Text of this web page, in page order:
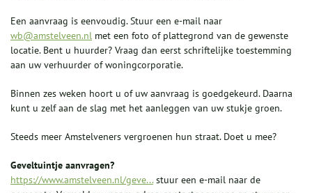
Een aanvraag is eenvoudig. Stuur een e-mail naar
wb@amstelveen.nl met een foto of plattegrond van de gewenste
locatie. Bent u huurder? Vraag dan eerst schriftelijke toestemming
aan uw verhuurder of woningcorporatie.
Binnen zes weken hoort u of uw aanvraag is goedgekeurd. Daarna
kunt u zelf aan de slag met het aanleggen van uw stukje groen.
Steeds meer Amstelveners vergroenen hun straat. Doet u mee?
Geveltuintje aanvragen?
https://www.amstelveen.nl/geve...stuur een e-mail naar de